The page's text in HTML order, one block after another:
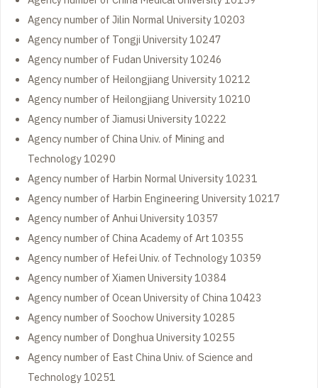
Agency number of Jilin Normal University 10203
Agency number of Tongji University 10247
Agency number of Fudan University 10246
Agency number of Heilongjiang University 10212
Agency number of Heilongjiang University 10210
Agency number of Jiamusi University 10222
Agency number of China Univ. of Mining and
Technology 10290
Agency number of Harbin Normal University 10231
Agency number of Harbin Engineering University 10217
Agency number of Anhui University 10357
Agency number of China Academy of Art 10355
Agency number of Hefei Univ. of Technology 10359
Agency number of Xiamen University 10384
Agency number of Ocean University of China 10423
Agency number of Soochow University 10285
Agency number of Donghua University 10255
Agency number of East China Univ. of Science and
Technology 10251